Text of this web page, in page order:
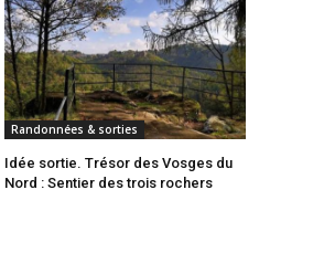
Randonnées & sorties
Idée sortie. Trésor des Vosges du
Nord : Sentier des trois rochers